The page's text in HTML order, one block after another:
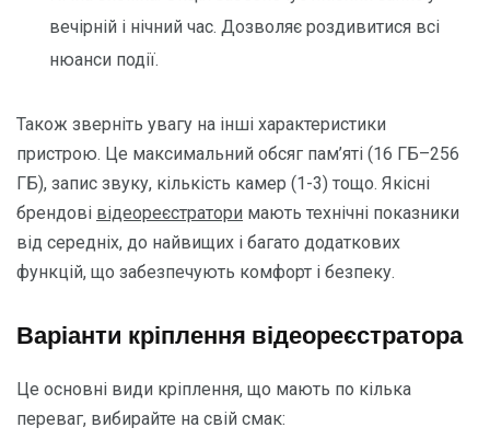
вечірній і нічний час. Дозволяє роздивитися всі
нюанси події.
Також зверніть увагу на інші характеристики
пристрою. Це максимальний обсяг пам’яті (16 ГБ–256
ГБ), запис звуку, кількість камер (1-3) тощо. Якісні
брендові відеореєстратори мають технічні показники
від середніх, до найвищих і багато додаткових
функцій, що забезпечують комфорт і безпеку.
Варіанти кріплення відеореєстратора
Це основні види кріплення, що мають по кілька
переваг, вибирайте на свій смак: